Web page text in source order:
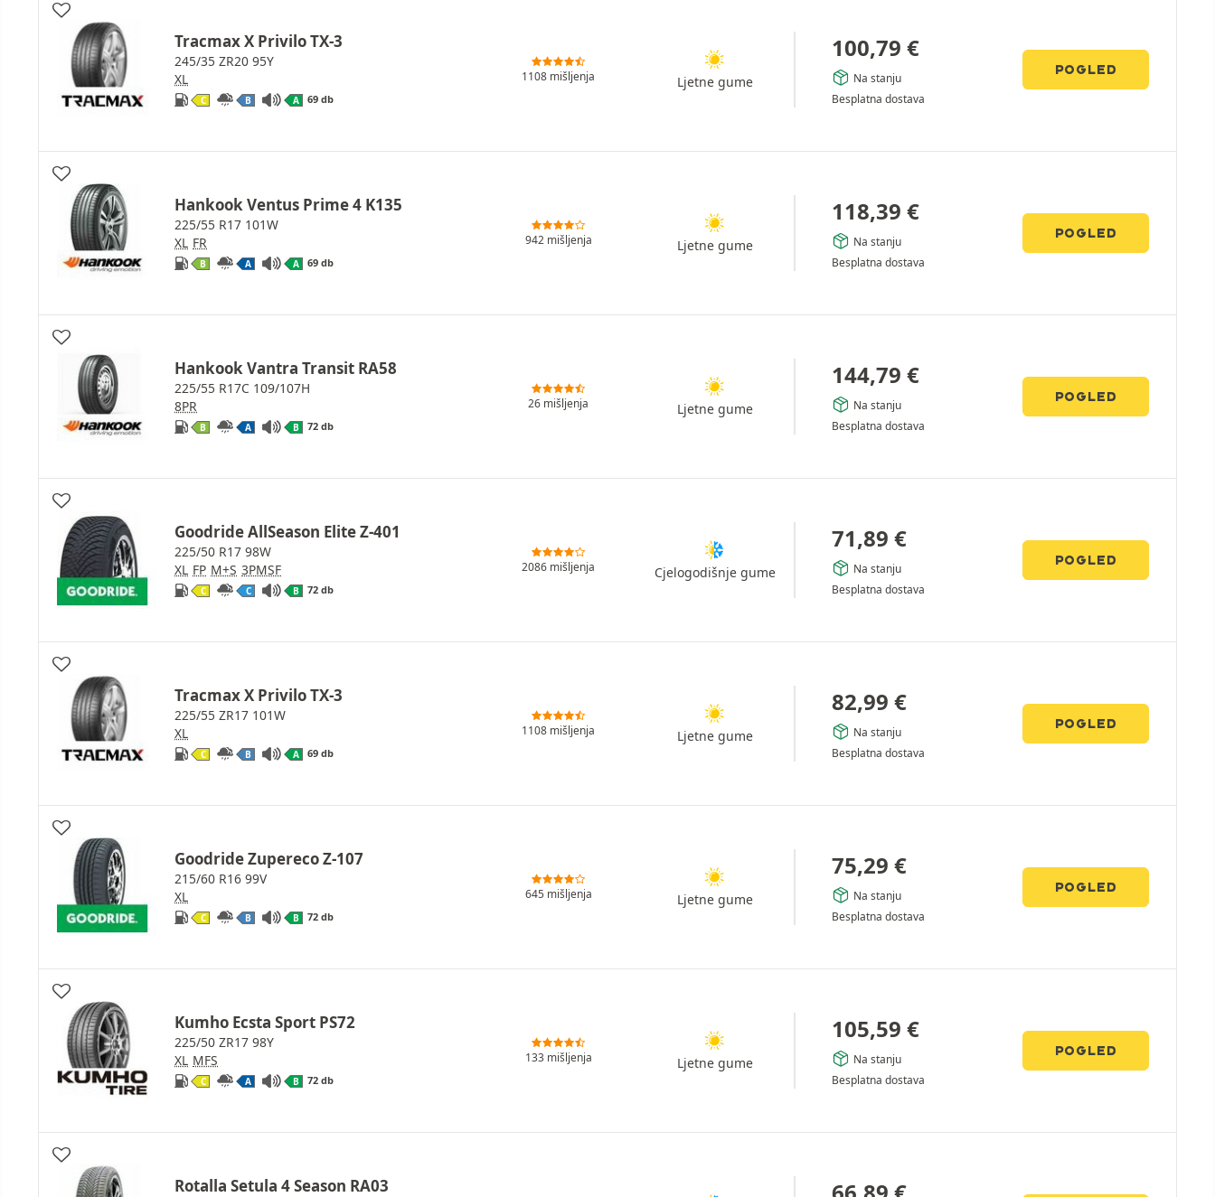
Tracmax X Privilo TX-3
245/35 ZR20 95Y
XL
C B A 69 db
1108 mišljenja Ljetne gume
100,79 €
Na stanju
Besplatna dostava
POGLED
Hankook Ventus Prime 4 K135
225/55 R17 101W
XL FR
B A A 69 db
942 mišljenja Ljetne gume
118,39 €
Na stanju
Besplatna dostava
POGLED
Hankook Vantra Transit RA58
225/55 R17C 109/107H
8PR
B A B 72 db
26 mišljenja Ljetne gume
144,79 €
Na stanju
Besplatna dostava
POGLED
Goodride AllSeason Elite Z-401
225/50 R17 98W
XL FP M+S 3PMSF
C C B 72 db
2086 mišljenja Cjelogodišnje gume
71,89 €
Na stanju
Besplatna dostava
POGLED
Tracmax X Privilo TX-3
225/55 ZR17 101W
XL
C B A 69 db
1108 mišljenja Ljetne gume
82,99 €
Na stanju
Besplatna dostava
POGLED
Goodride Zupereco Z-107
215/60 R16 99V
XL
C B B 72 db
645 mišljenja Ljetne gume
75,29 €
Na stanju
Besplatna dostava
POGLED
Kumho Ecsta Sport PS72
225/50 ZR17 98Y
XL MFS
C A B 72 db
133 mišljenja Ljetne gume
105,59 €
Na stanju
Besplatna dostava
POGLED
Rotalla Setula 4 Season RA03